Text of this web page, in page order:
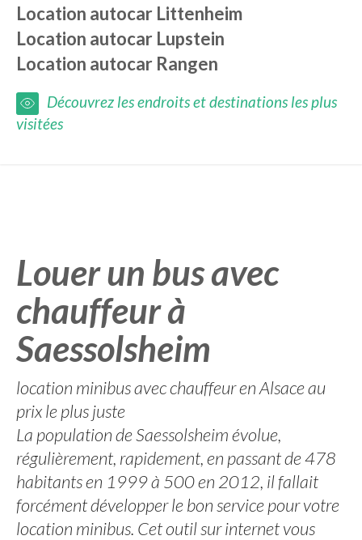
Location autocar Littenheim
Location autocar Lupstein
Location autocar Rangen
Découvrez les endroits et destinations les plus
visitées
Louer un bus avec
chauffeur à
Saessolsheim
location minibus avec chauffeur en Alsace au
prix le plus juste
La population de Saessolsheim évolue,
régulièrement, rapidement, en passant de 478
habitants en 1999 à 500 en 2012, il fallait
forcément développer le bon service pour votre
location minibus. Cet outil sur internet vous